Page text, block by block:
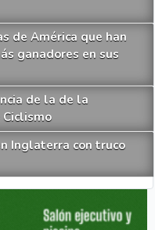
de América que han
ganadores en sus
de la de la
Ciclismo
Inglaterra con truco